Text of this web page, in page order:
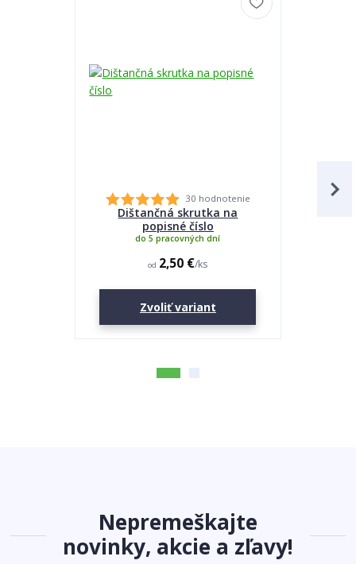
30 hodnotenie
Dištančná skrutka na
popisné číslo
od 2,50 €/ks
do 5 pracovných dní
Zvoliť variant
Nepremeškajte
novinky, akcie a zľavy!